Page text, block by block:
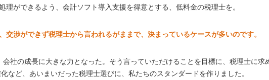
理ができるよう、会計ソフト導入支援を得意とする、低料金の税理士を。
渉ができず税理士から言われるがままで、決まっているケースが多いのです。
社の成長に大きな力となった。そう言っていただけることを目標に、税理士に求
など、あいまいだった税理士選びに、私たちのスタンダードを作りました。